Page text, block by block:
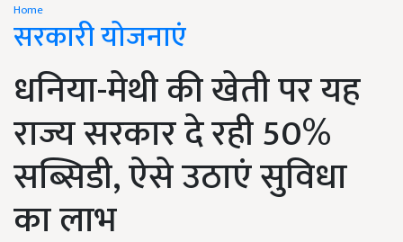
Home
सरकारी योजनाएं
धनिया-मेथी की खेती पर यह
राज्य सरकार दे रही 50%
सब्सिडी, ऐसे उठाएं सुविधा
का लाभ